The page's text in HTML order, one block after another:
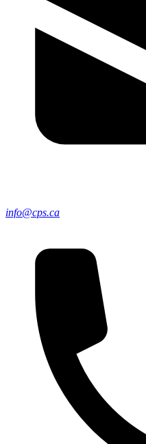
info@cps.ca